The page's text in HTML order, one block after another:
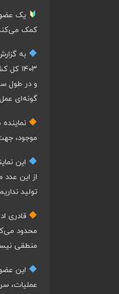
یک عضو
کمک
به
۱۴۰۳
گونه‌ای
موجود،
از این
تولید
قادری
محدود
منطقی
این
عملیات،